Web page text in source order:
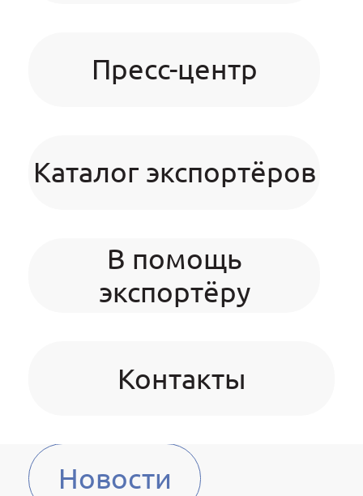
Пресс-центр
Каталог экспортёров
В помощь
экспортёру
Контакты
Новости